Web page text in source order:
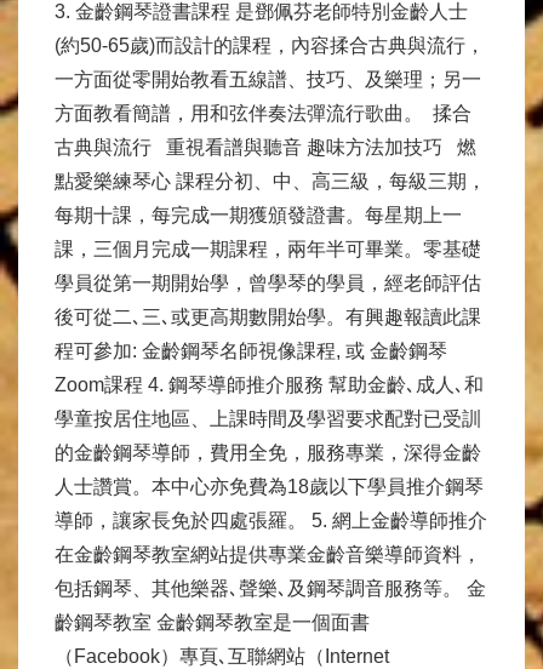
3. 金齡鋼琴證書課程 是鄧佩芬老師特別金齡人士
(約50-65歲)而設計的課程，內容揉合古典與流行，
一方面從零開始教看五線譜、技巧、及樂理；另一
方面教看簡譜，用和弦伴奏法彈流行歌曲。 揉合
古典與流行 重視看譜與聽音 趣味方法加技巧 燃
點愛樂練琴心 課程分初、中、高三級，每級三期，
每期十課，每完成一期獲頒發證書。每星期上一
課，三個月完成一期課程，兩年半可畢業。零基礎
學員從第一期開始學，曾學琴的學員，經老師評估
後可從二､三､或更高期數開始學。有興趣報讀此課
程可參加: 金齡鋼琴名師視像課程, 或 金齡鋼琴
Zoom課程 4. 鋼琴導師推介服務 幫助金齡､成人､和
學童按居住地區、上課時間及學習要求配對已受訓
的金齡鋼琴導師，費用全免，服務專業，深得金齡
人士讚賞。本中心亦免費為18歲以下學員推介鋼琴
導師，讓家長免於四處張羅。 5. 網上金齡導師推介
在金齡鋼琴教室網站提供專業金齡音樂導師資料，
包括鋼琴、其他樂器､聲樂､及鋼琴調音服務等。 金
齡鋼琴教室 金齡鋼琴教室是一個面書
（Facebook）專頁､互聯網站（Internet